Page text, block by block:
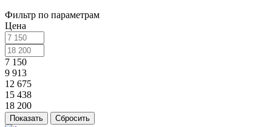
Фильтр по параметрам
Цена
7 150
9 913
12 675
15 438
18 200
Сбросить